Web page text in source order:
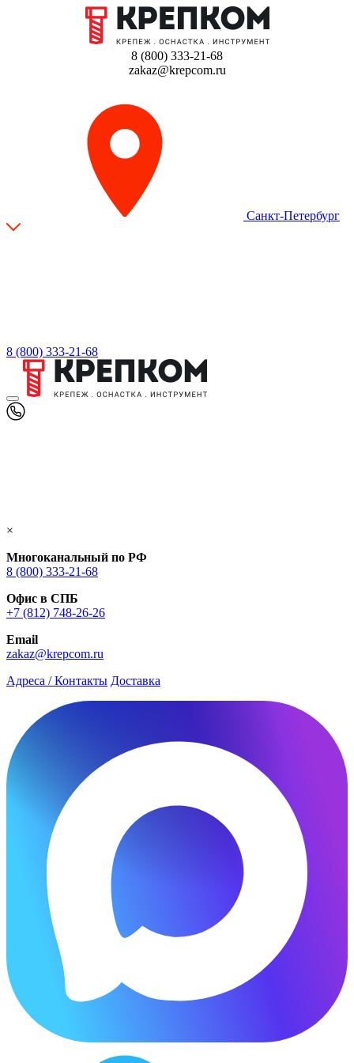
8 (800) 333-21-68
zakaz@krepcom.ru
Санкт-Петербург
8 (800) 333-21-68
×
Многоканальный по РФ
8 (800) 333‑21-68
Офис в СПБ
+7 (812) 748‑26-26
Email
zakaz@krepcom.ru
Адреса / Контакты Доставка